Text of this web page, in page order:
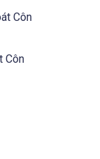
Côn
Côn